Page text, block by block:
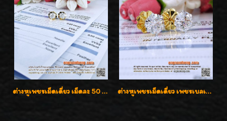
ต่างหูเพชรเม็ดเดี่ยว เม็ดละ 50 สตางค์ คู่ละ 1 กะรัต เพชรเบลเยี่ยมคัท น้ำ 98 F-Color/ VVS2 / 3EX พร้อมใบเซอร์สถาบัน GIA มาตรฐานสากลค่ะ ต่างหูเพชรเม็ดเดี่ยว เพชรเบลเยี่ยมคัท น้ำ 96 H-Color/IF & VVS2/3EX น้ำหนักเพชรรวม 1.83 กะรัต พร้อมใบเซอร์ LAB GIA & HRD เพชรสวยปิ๊ง ราคาขายส่งค่ะ